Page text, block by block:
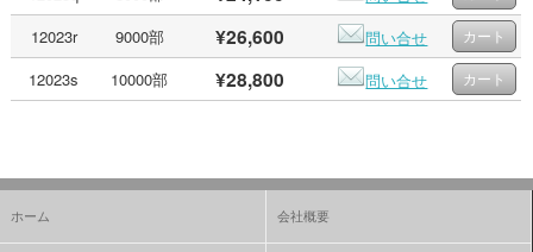
12023r
9000部 ¥26,600
問い合せ
12023s
10000部 ¥28,800 問い合せ
ホーム 会社概要